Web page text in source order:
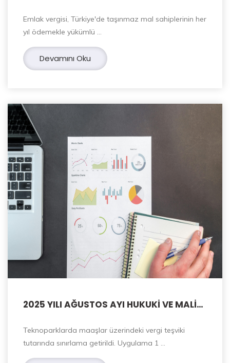
Emlak vergisi, Türkiye'de taşınmaz mal sahiplerinin her
yıl ödemekle yükümlü …
Devamını Oku
2025 YILI AĞUSTOS AYI HUKUKİ VE MALİ
Teknoparklarda maaşlar üzerindeki vergi teşviki
tutarında sınırlama getirildi. Uygulama 1 …